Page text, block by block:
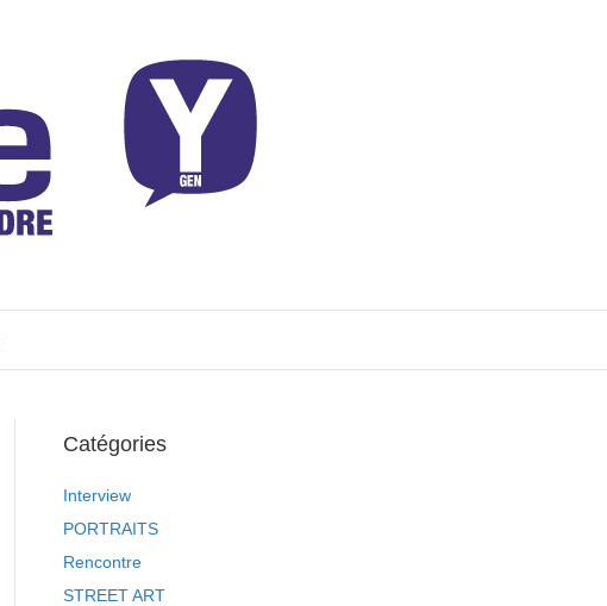
Catégories
Interview
PORTRAITS
Rencontre
STREET ART